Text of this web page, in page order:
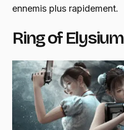
ennemis plus rapidement.
Ring of Elysium